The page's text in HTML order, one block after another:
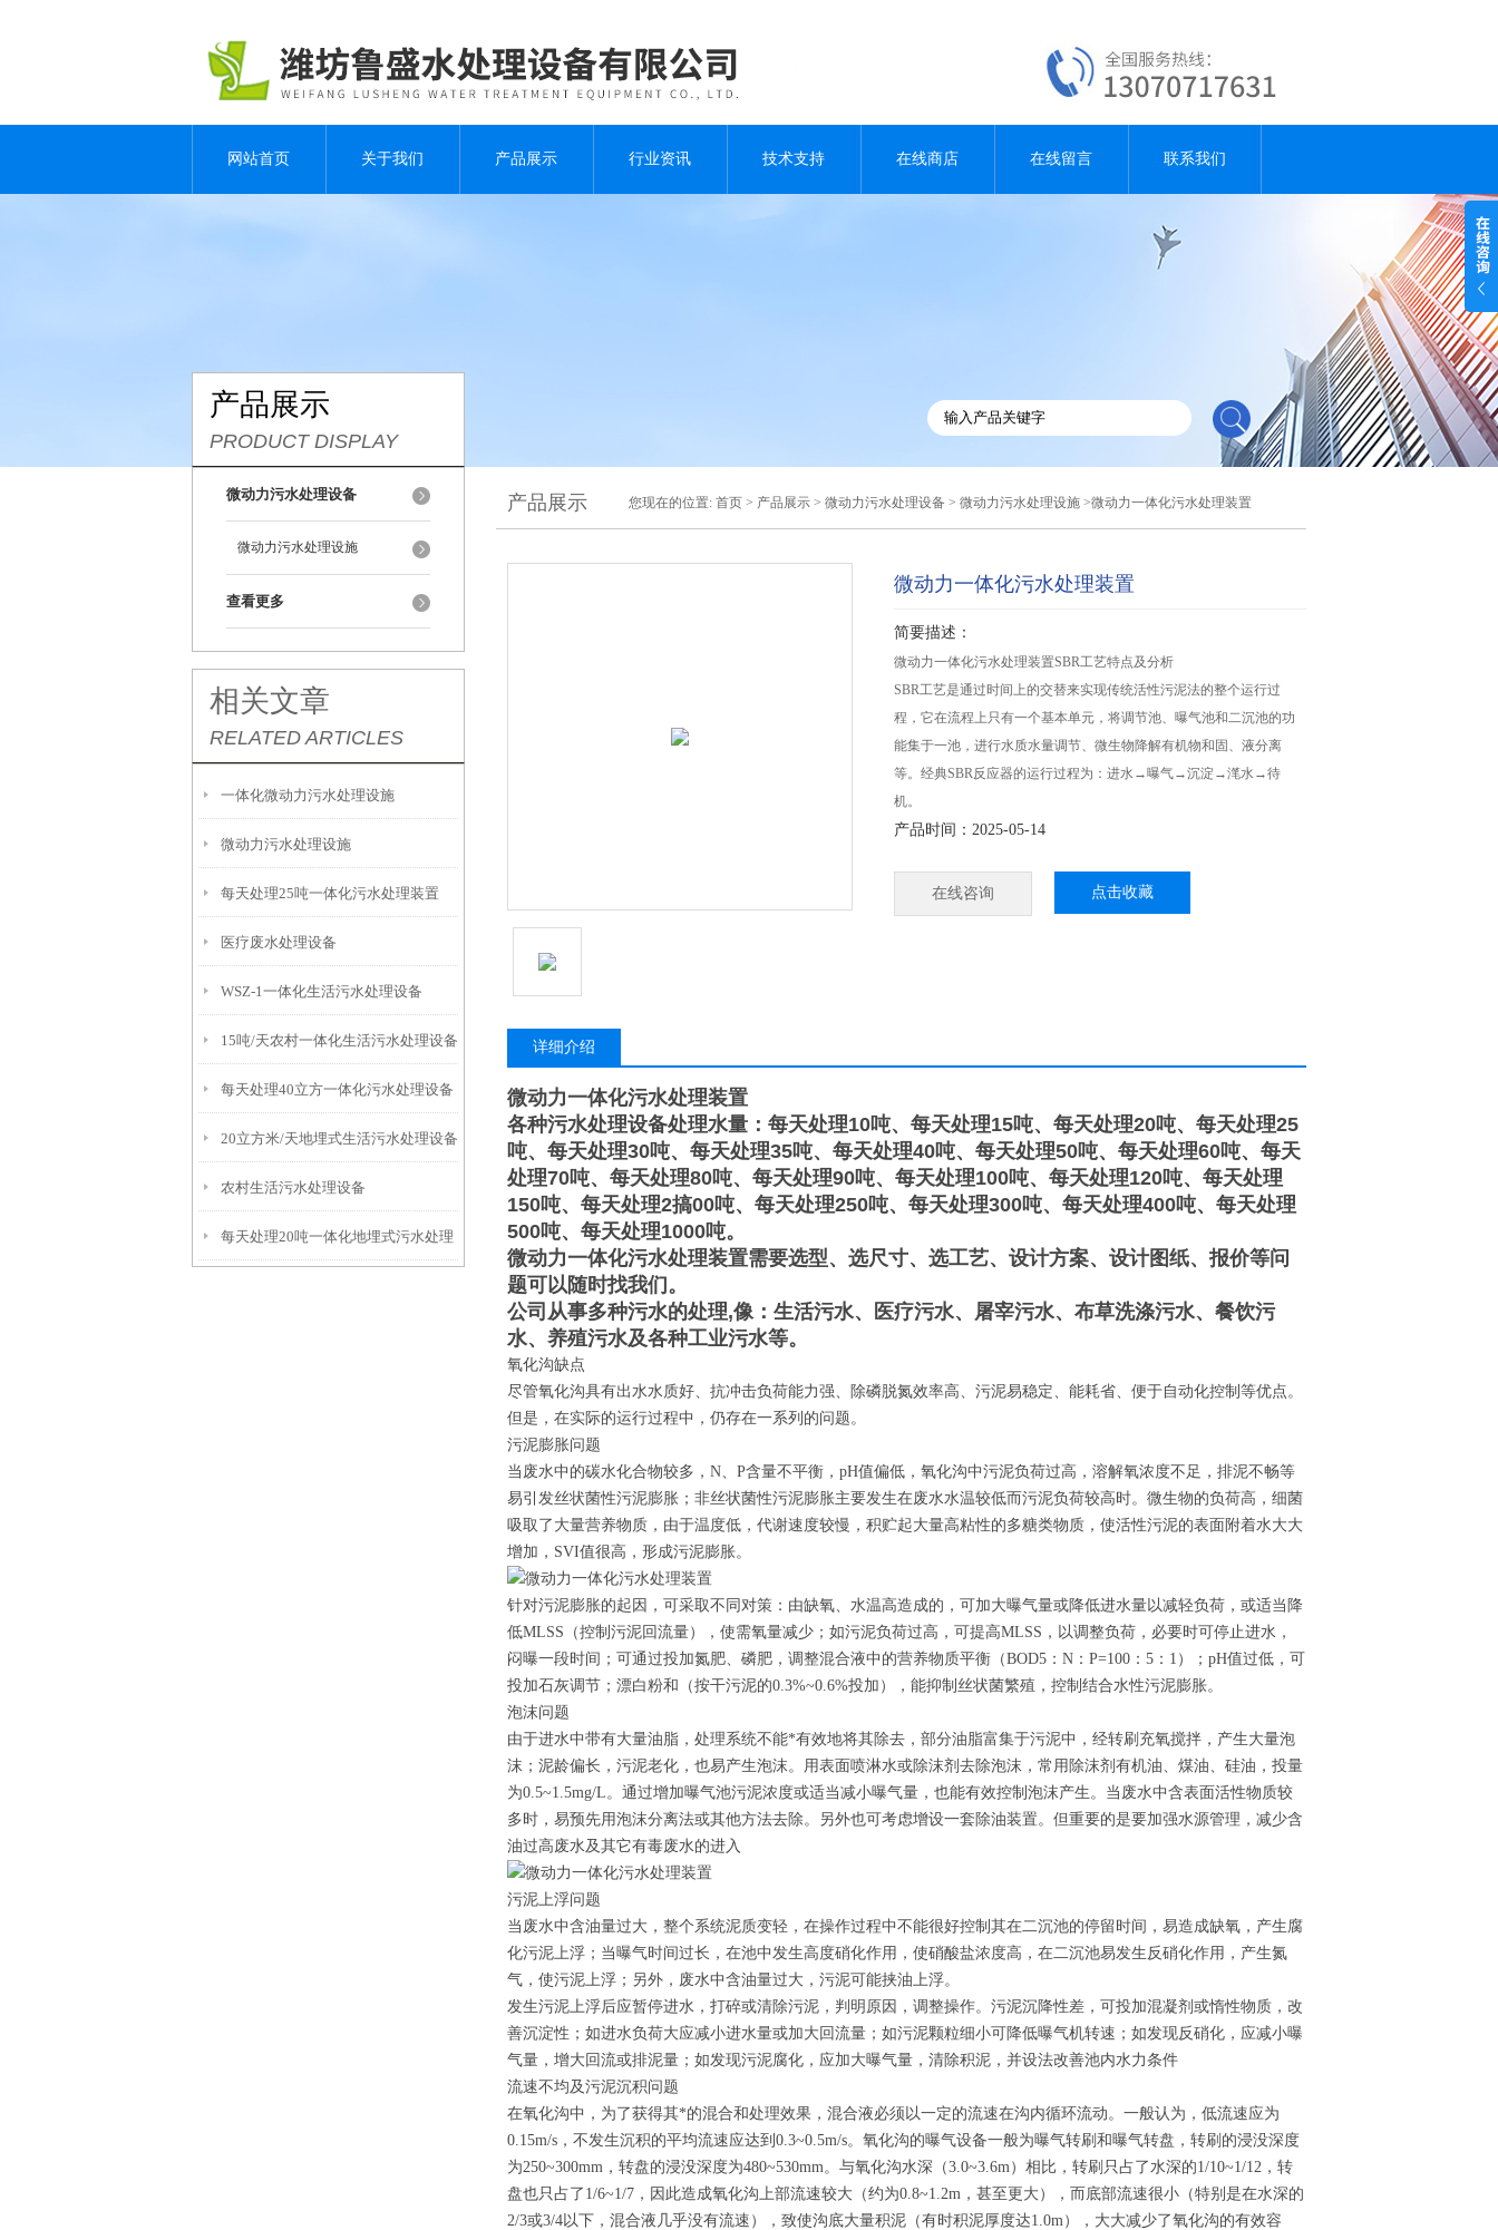
网站首页 关于我们 产品展示 行业资讯 技术支持 在线商店 在线留言 联系我们
产品展示
PRODUCT DISPLAY
微动力污水处理设备
微动力污水处理设施
查看更多
相关文章
RELATED ARTICLES
一体化微动力污水处理设施
微动力污水处理设施
每天处理25吨一体化污水处理装置
医疗废水处理设备
WSZ-1一体化生活污水处理设备
15吨/天农村一体化生活污水处理设备
每天处理40立方一体化污水处理设备
20立方米/天地埋式生活污水处理设备
农村生活污水处理设备
每天处理20吨一体化地埋式污水处理
产品展示 您现在的位置: 首页 > 产品展示 > 微动力污水处理设备 > 微动力污水处理设施 >微动力一体化污水处理装置
微动力一体化污水处理装置
简要描述：
微动力一体化污水处理装置SBR工艺特点及分析
SBR工艺是通过时间上的交替来实现传统活性污泥法的整个运行过
程，它在流程上只有一个基本单元，将调节池、曝气池和二沉池的功
能集于一池，进行水质水量调节、微生物降解有机物和固、液分离
等。经典SBR反应器的运行过程为：进水→曝气→沉淀→滗水→待
机。
产品时间：2025-05-14
在线咨询 点击收藏
详细介绍
微动力一体化污水处理装置
各种污水处理设备处理水量：每天处理10吨、每天处理15吨、每天处理20吨、每天处理25
吨、每天处理30吨、每天处理35吨、每天处理40吨、每天处理50吨、每天处理60吨、每天
处理70吨、每天处理80吨、每天处理90吨、每天处理100吨、每天处理120吨、每天处理
150吨、每天处理2搞00吨、每天处理250吨、每天处理300吨、每天处理400吨、每天处理
500吨、每天处理1000吨。
微动力一体化污水处理装置需要选型、选尺寸、选工艺、设计方案、设计图纸、报价等问
题可以随时找我们。
公司从事多种污水的处理,像：生活污水、医疗污水、屠宰污水、布草洗涤污水、餐饮污
水、养殖污水及各种工业污水等。
氧化沟缺点
尽管氧化沟具有出水水质好、抗冲击负荷能力强、除磷脱氮效率高、污泥易稳定、能耗省、便于自动化控制等优点。
但是，在实际的运行过程中，仍存在一系列的问题。
污泥膨胀问题
当废水中的碳水化合物较多，N、P含量不平衡，pH值偏低，氧化沟中污泥负荷过高，溶解氧浓度不足，排泥不畅等
易引发丝状菌性污泥膨胀；非丝状菌性污泥膨胀主要发生在废水水温较低而污泥负荷较高时。微生物的负荷高，细菌
吸取了大量营养物质，由于温度低，代谢速度较慢，积贮起大量高粘性的多糖类物质，使活性污泥的表面附着水大大
增加，SVI值很高，形成污泥膨胀。
针对污泥膨胀的起因，可采取不同对策：由缺氧、水温高造成的，可加大曝气量或降低进水量以减轻负荷，或适当降
低MLSS（控制污泥回流量），使需氧量减少；如污泥负荷过高，可提高MLSS，以调整负荷，必要时可停止进水，
闷曝一段时间；可通过投加氮肥、磷肥，调整混合液中的营养物质平衡（BOD5：N：P=100：5：1）；pH值过低，可
投加石灰调节；漂白粉和（按干污泥的0.3%~0.6%投加），能抑制丝状菌繁殖，控制结合水性污泥膨胀。
泡沫问题
由于进水中带有大量油脂，处理系统不能*有效地将其除去，部分油脂富集于污泥中，经转刷充氧搅拌，产生大量泡
沫；泥龄偏长，污泥老化，也易产生泡沫。用表面喷淋水或除沫剂去除泡沫，常用除沫剂有机油、煤油、硅油，投量
为0.5~1.5mg/L。通过增加曝气池污泥浓度或适当减小曝气量，也能有效控制泡沫产生。当废水中含表面活性物质较
多时，易预先用泡沫分离法或其他方法去除。另外也可考虑增设一套除油装置。但重要的是要加强水源管理，减少含
油过高废水及其它有毒废水的进入
污泥上浮问题
当废水中含油量过大，整个系统泥质变轻，在操作过程中不能很好控制其在二沉池的停留时间，易造成缺氧，产生腐
化污泥上浮；当曝气时间过长，在池中发生高度硝化作用，使硝酸盐浓度高，在二沉池易发生反硝化作用，产生氮
气，使污泥上浮；另外，废水中含油量过大，污泥可能挟油上浮。
发生污泥上浮后应暂停进水，打碎或清除污泥，判明原因，调整操作。污泥沉降性差，可投加混凝剂或惰性物质，改
善沉淀性；如进水负荷大应减小进水量或加大回流量；如污泥颗粒细小可降低曝气机转速；如发现反硝化，应减小曝
气量，增大回流或排泥量；如发现污泥腐化，应加大曝气量，清除积泥，并设法改善池内水力条件
流速不均及污泥沉积问题
在氧化沟中，为了获得其*的混合和处理效果，混合液必须以一定的流速在沟内循环流动。一般认为，低流速应为
0.15m/s，不发生沉积的平均流速应达到0.3~0.5m/s。氧化沟的曝气设备一般为曝气转刷和曝气转盘，转刷的浸没深度
为250~300mm，转盘的浸没深度为480~530mm。与氧化沟水深（3.0~3.6m）相比，转刷只占了水深的1/10~1/12，转
盘也只占了1/6~1/7，因此造成氧化沟上部流速较大（约为0.8~1.2m，甚至更大），而底部流速很小（特别是在水深的
2/3或3/4以下，混合液几乎没有流速），致使沟底大量积泥（有时积泥厚度达1.0m），大大减少了氧化沟的有效容